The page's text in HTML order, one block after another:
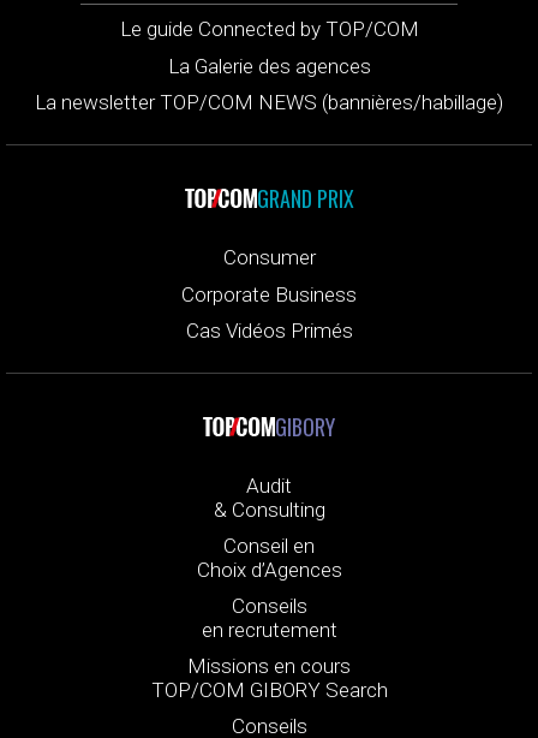
Le guide Connected by TOP/COM
La Galerie des agences
La newsletter TOP/COM NEWS (bannières/habillage)
GRAND PRIX
Consumer
Corporate Business
Cas Vidéos Primés
GIBORY
Audit
& Consulting
Conseil en
Choix d’Agences
Conseils
en recrutement
Missions en cours
TOP/COM GIBORY Search
Conseils